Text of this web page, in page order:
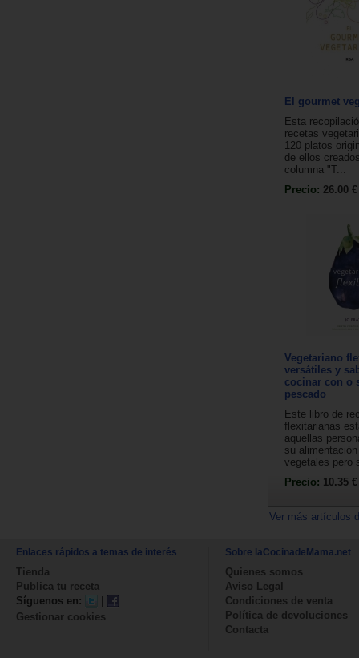
El gourmet
Esta
recetas
120 platos
de ellos
columna "T...
Precio: 26.00 €
Vegetariano
versátiles y
cocinar con o
pescado
Este libro de
flexitarianas
aquellas
su
vegetales pero
Precio: 10.35 €
Ver más artículos
Enlaces rápidos a temas de interés
Tienda
Publica tu receta
Síguenos en:
|
Gestionar cookies
Sobre laCocinadeMama.net
Quienes somos
Aviso Legal
Condiciones de venta
Política de devoluciones
Contacta